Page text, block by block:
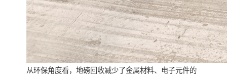
从环保角度看，地磅回收减少了金属材料、电子元件的